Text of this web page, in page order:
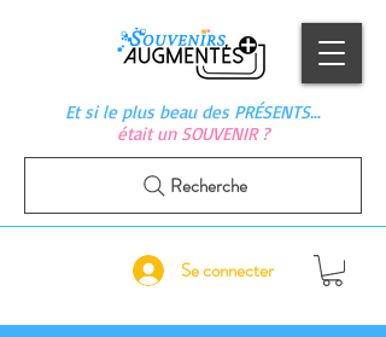
Et si le plus beau des PRÉSENTS…
était un SOUVENIR ?
Se connecter
Recherche